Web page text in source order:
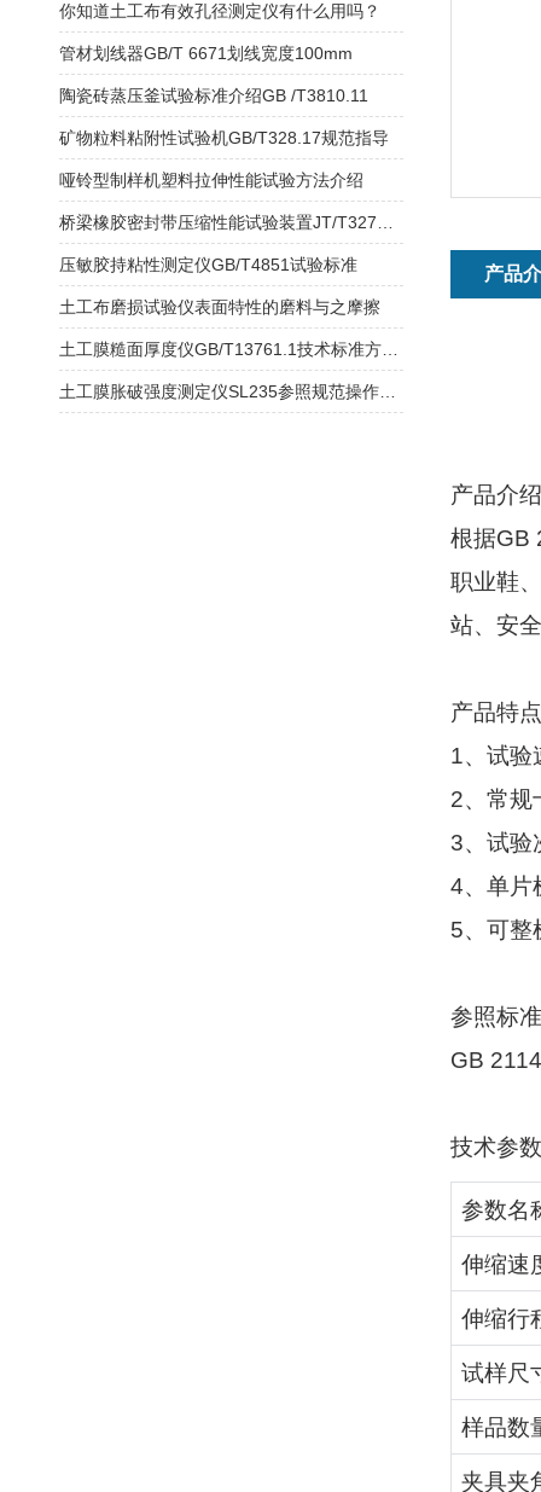
产品
产品介绍
根据GB
职业鞋
站、安
产品特
1、试验
2、常规
3、试验
4、单片
5、可整
参照标
GB
技术参
参数名
伸缩速
伸缩行
试样尺
样品数
夹具夹
你知道土工布有效孔径测定仪有什么用吗？
管材划线器GB/T 6671划线宽度100mm
陶瓷砖蒸压釜试验标准介绍GB /T3810.11
矿物粒料粘附性试验机GB/T328.17规范指导
哑铃型制样机塑料拉伸性能试验方法介绍
压敏胶持粘性测定仪GB/T4851试验标准
土工布磨损试验仪表面特性的磨料与之摩擦